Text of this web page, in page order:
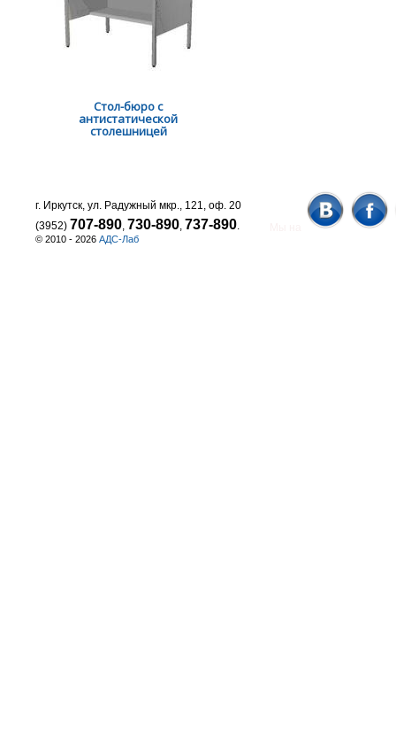
Стол-бюро с
антистатической
столешницей
© 2010 - 2026 АДС-Лаб
г. Иркутск, ул. Радужный мкр., 121, оф. 20
(3952) 707-890, 730-890, 737-890.